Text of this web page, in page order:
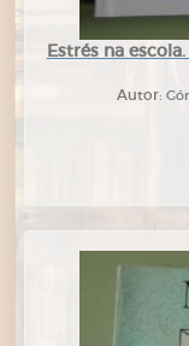
Estrés na
Autor: